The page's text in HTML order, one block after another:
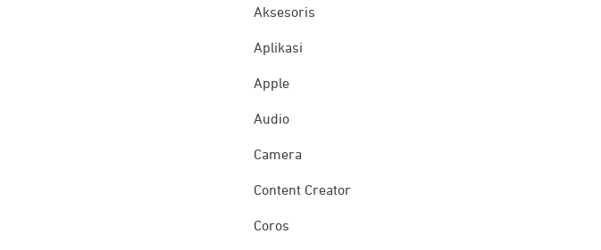
Aksesoris
Aplikasi
Apple
Audio
Camera
Content Creator
Coros